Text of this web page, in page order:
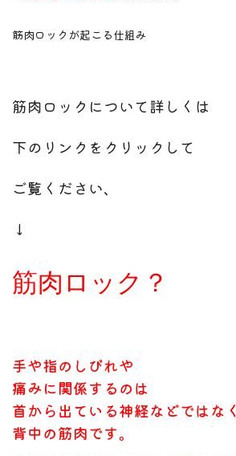
筋肉ロックが起こる仕組み
筋肉ロックについて詳しくは
下のリンクをクリックして
ご覧ください、
↓
筋肉ロック？
手や指のしびれや
痛みに関係するのは
首から出ている神経などではなく
背中の筋肉です。